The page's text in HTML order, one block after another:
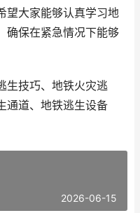
望大家能够认真学习地
确保在紧急情况下能够
生技巧、地铁火灾逃
通道、地铁逃生设备
2026-06-15